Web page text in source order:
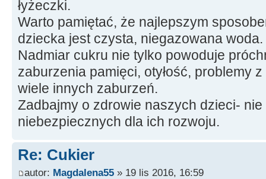
łyżeczki.
Warto pamiętać, że najlepszym
dziecka jest czysta, niegazowana woda.
Nadmiar cukru nie tylko powoduje
zaburzenia pamięci, otyłość, problemy
wiele innych zaburzeń.
Zadbajmy o zdrowie naszych dzieci-
niebezpiecznych dla ich rozwoju.
Re: Cukier
autor: Magdalena55 » 19 lis 2016, 16:59